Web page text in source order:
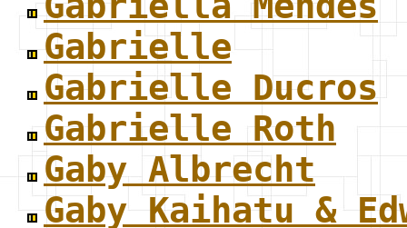
Gabrielle
Gabrielle Ducros
Gabrielle Roth
Gaby Albrecht
Gaby Kaihatu &